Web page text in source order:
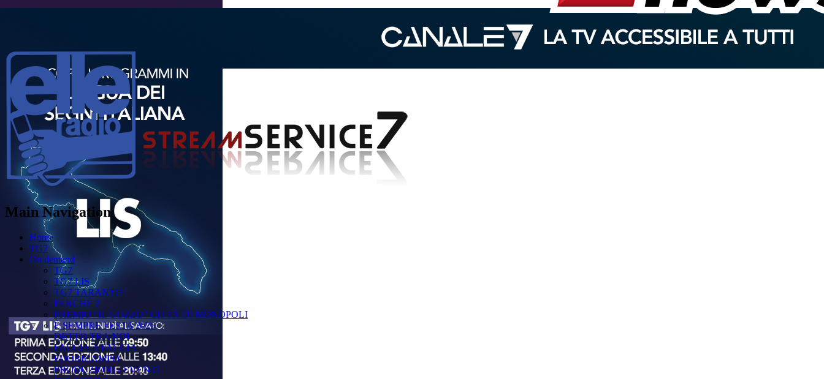
Main Navigation
Home
TG7
On demand
TG7
TG7 LIS
TG7 TARANTO
PERCHÉ ?
PREMIO "IL GOZZO" CITTÀ DI MONOPOLI
È SEMPRE FESTA 2025
DETTO TRA NOI
FACCIA A FACCIA
FUORICAMPO
PRODUZIONI - EVENTI